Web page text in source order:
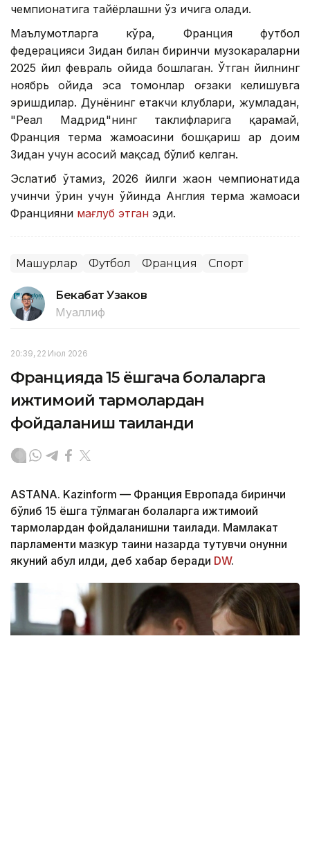
чемпионатига тайёрлашни ўз ичига олади.
Маълумотларга кўра, Франция футбол
федерацияси Зидан билан биринчи музокараларни
2025 йил февраль ойида бошлаган. Ўтган йилнинг
ноябрь ойида эса томонлар оғзаки келишувга
эришдилар. Дунёнинг етакчи клублари, жумладан,
"Реал Мадрид"нинг таклифларига қарамай,
Франция терма жамоасини бошқариш ҳар доим
Зидан учун асосий мақсад бўлиб келган.
Эслатиб ўтамиз, 2026 йилги жаҳон чемпионатида
учинчи ўрин учун ўйинда Англия терма жамоаси
Францияни мағлуб этган эди.
Машҳурлар Футбол Франция Спорт
Бекабат Узаков
Муаллиф
20:39, 22 Июл 2026
Францияда 15 ёшгача болаларга
ижтимоий тармоқлардан
фойдаланиш тақиқланди
ASTANA. Kazinform — Франция Европада биринчи
бўлиб 15 ёшга тўлмаган болаларга ижтимоий
тармоқлардан фойдаланишни тақиқлади. Мамлакат
парламенти мазкур тақиқни назарда тутувчи қонунни
якуний қабул қилди, деб хабар беради DW.